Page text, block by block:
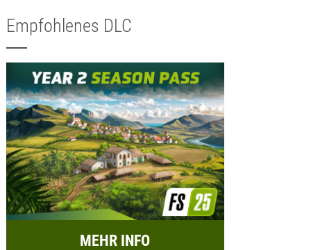
Empfohlenes DLC
MEHR INFO